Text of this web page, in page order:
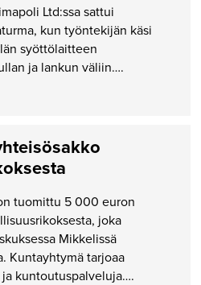
Ltd:ssa sattui
kun työntekijän käsi
syöttölaitteen
ja lankun väliin….
tuomittu 5 000 euron
joka
Mikkelissä
Kuntayhtymä tarjoaa
kuntoutuspalveluja….